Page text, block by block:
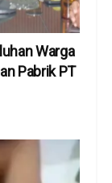
Warga
Pabrik PT